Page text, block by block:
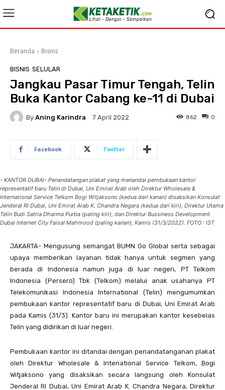
Beranda Bisnis
BISNIS SELULAR
Jangkau Pasar Timur Tengah, Telin
Buka Kantor Cabang ke-11 di Dubai
By Aning Karindra 7 April 2022 0
862
Facebook Twitter
- KANTOR DUBAI- Penandatangan plakat yang menandai pembukaan kantor
representatif baru Telin di Dubai, Uni Emirat Arab oleh Direktur Wholesale &
International Service Telkom Bogi Witjaksono (kedua dari kanan) disaksikan Konsulat
Jenderal RI Dubai, Uni Emirat Arab K. Chandra Negara (kedua dari kiri), Direktur Utama
Telin Budi Satria Dharma Purba (paling kiri), dan Direktur Bussiness Development
Dubai Internet City Faisal Mahmood (paling kanan), Kamis (31/3/2022). FOTO : IST
JAKARTA- Mengusung semangat BUMN Go Global serta sebagai
upaya memberikan layanan tidak hanya untuk segmen yang
berada di Indonesia namun juga di luar negeri, PT Telkom
Indonesia (Persero) Tbk (Telkom) melalui anak usahanya PT
Telekomunikasi Indonesia International (Telin) mengumumkan
pembukaan kantor representatif baru di Dubai, Uni Emirat Arab
pada Kamis (31/3). Kantor baru ini merupakan kantor kesebelas
Telin yang didirikan di luar negeri.
Pembukaan kantor ini ditandai dengan penandatanganan plakat
oleh Direktur Wholesale & Intenational Service Telkom, Bogi
Witjaksono yang disaksikan secara langsung oleh Konsulat
Jenderal RI Dubai, Uni Emirat Arab K. Chandra Negara, Direktur